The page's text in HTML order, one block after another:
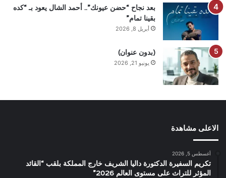
بعد نجاح “حضن عيونك”.. أحمد الشال يعود بـ “كده
بقينا تمام”
أبريل 8, 2026
(بدون عنوان)
يونيو 21, 2026
الاعلى مشاهدة
أغسطس 5, 2026
تكريم السفيرة الدكتورة داليا الشريف خارج المملكة بلقب “القائد
المؤثر للتراث على مستوى العالم 2026”